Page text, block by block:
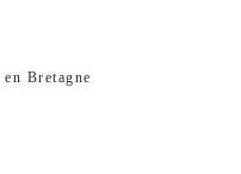
Bretagne